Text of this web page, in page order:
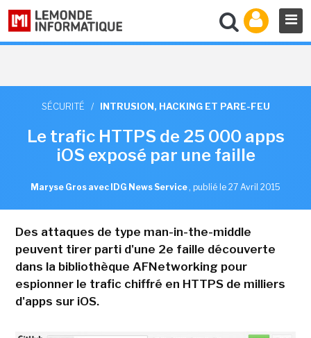
SÉCURITÉ / INTRUSION, HACKING ET PARE-FEU
Le trafic HTTPS de 25 000 apps
iOS exposé par une faille
Maryse Gros avec IDG News Service , publié le 27 Avril 2015
Des attaques de type man-in-the-middle
peuvent tirer parti d'une 2e faille découverte
dans la bibliothèque AFNetworking pour
espionner le trafic chiffré en HTTPS de milliers
d'apps sur iOS.